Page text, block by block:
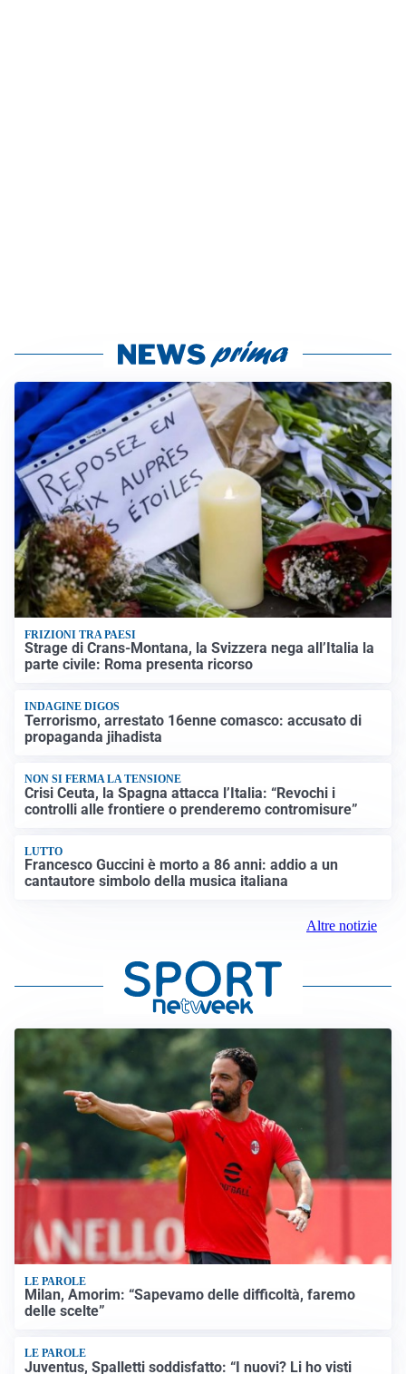
FRIZIONI TRA PAESI
Strage di Crans-Montana, la Svizzera nega all’Italia la
parte civile: Roma presenta ricorso
INDAGINE DIGOS
Terrorismo, arrestato 16enne comasco: accusato di
propaganda jihadista
NON SI FERMA LA TENSIONE
Crisi Ceuta, la Spagna attacca l’Italia: “Revochi i
controlli alle frontiere o prenderemo contromisure”
LUTTO
Francesco Guccini è morto a 86 anni: addio a un
cantautore simbolo della musica italiana
Altre notizie
LE PAROLE
Milan, Amorim: “Sapevamo delle difficoltà, faremo
delle scelte”
LE PAROLE
Juventus, Spalletti soddisfatto: “I nuovi? Li ho visti